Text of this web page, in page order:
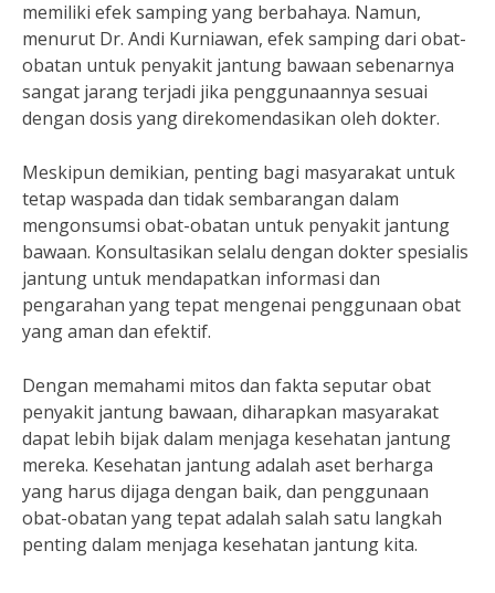
memiliki efek samping yang berbahaya. Namun,
menurut Dr. Andi Kurniawan, efek samping dari obat-
obatan untuk penyakit jantung bawaan sebenarnya
sangat jarang terjadi jika penggunaannya sesuai
dengan dosis yang direkomendasikan oleh dokter.
Meskipun demikian, penting bagi masyarakat untuk
tetap waspada dan tidak sembarangan dalam
mengonsumsi obat-obatan untuk penyakit jantung
bawaan. Konsultasikan selalu dengan dokter spesialis
jantung untuk mendapatkan informasi dan
pengarahan yang tepat mengenai penggunaan obat
yang aman dan efektif.
Dengan memahami mitos dan fakta seputar obat
penyakit jantung bawaan, diharapkan masyarakat
dapat lebih bijak dalam menjaga kesehatan jantung
mereka. Kesehatan jantung adalah aset berharga
yang harus dijaga dengan baik, dan penggunaan
obat-obatan yang tepat adalah salah satu langkah
penting dalam menjaga kesehatan jantung kita.